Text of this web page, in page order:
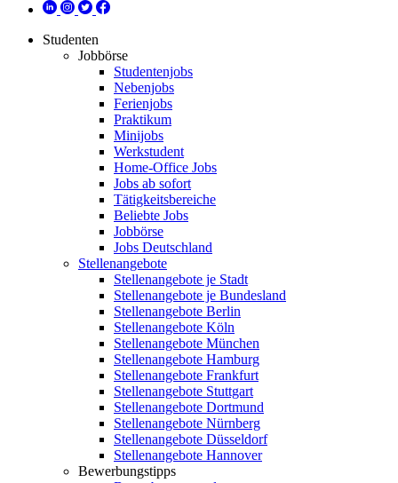
Studenten
Jobbörse
Studentenjobs
Nebenjobs
Ferienjobs
Praktikum
Minijobs
Werkstudent
Home-Office Jobs
Jobs ab sofort
Tätigkeitsbereiche
Beliebte Jobs
Jobbörse
Jobs Deutschland
Stellenangebote
Stellenangebote je Stadt
Stellenangebote je Bundesland
Stellenangebote Berlin
Stellenangebote Köln
Stellenangebote München
Stellenangebote Hamburg
Stellenangebote Frankfurt
Stellenangebote Stuttgart
Stellenangebote Dortmund
Stellenangebote Nürnberg
Stellenangebote Düsseldorf
Stellenangebote Hannover
Bewerbungstipps